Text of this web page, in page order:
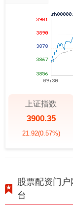
上证指数
3900.35
21.92(0.57%)
股票配资门
台